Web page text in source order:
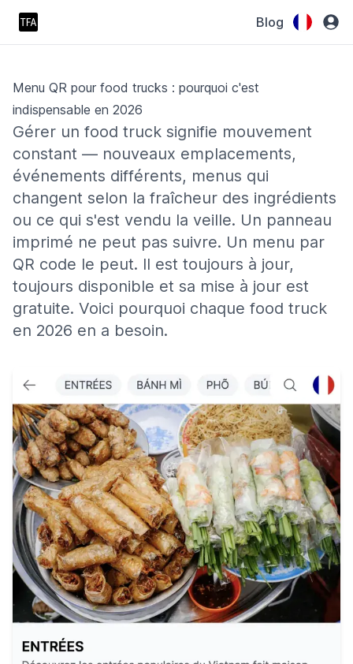
Blog
Menu QR pour food trucks : pourquoi c'est
indispensable en 2026
Gérer un food truck signifie mouvement
constant — nouveaux emplacements,
événements différents, menus qui
changent selon la fraîcheur des ingrédients
ou ce qui s'est vendu la veille. Un panneau
imprimé ne peut pas suivre. Un menu par
QR code le peut. Il est toujours à jour,
toujours disponible et sa mise à jour est
gratuite. Voici pourquoi chaque food truck
en 2026 en a besoin.